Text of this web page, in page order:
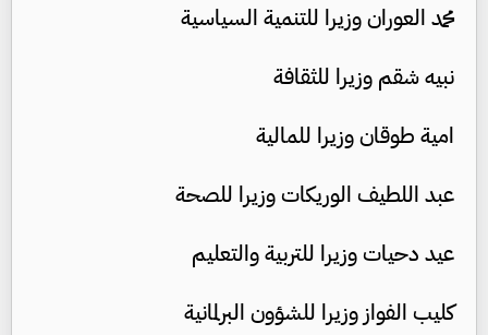
محمد العوران وزيرا للتنمية السياسية
نبيه شقم وزيرا للثقافة
امية طوقان وزيرا للمالية
عبد اللطيف الوريكات وزيرا للصحة
عيد دحيات وزيرا للتربية والتعليم
كليب الفواز وزيرا للشؤون البرلمانية